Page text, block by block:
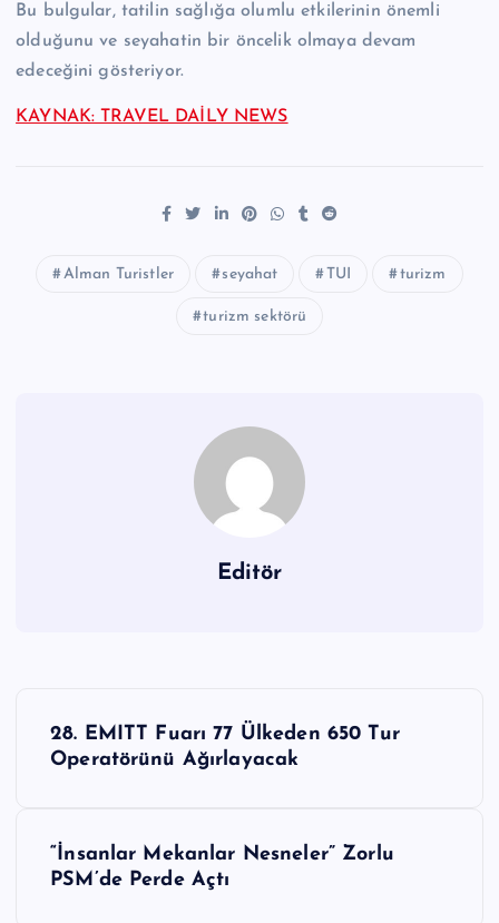
Bu bulgular, tatilin sağlığa olumlu etkilerinin önemli
olduğunu ve seyahatin bir öncelik olmaya devam
edeceğini gösteriyor.
KAYNAK: TRAVEL DAİLY NEWS
Alman Turistler seyahat TUI turizm
turizm sektörü
Editör
28. EMITT Fuarı 77 Ülkeden 650 Tur
Operatörünü Ağırlayacak
“İnsanlar Mekanlar Nesneler” Zorlu
PSM’de Perde Açtı